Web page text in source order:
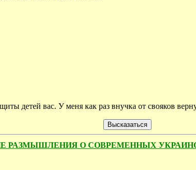
детей вас. У меня как раз внучка от свояков
РАЗМЫШЛЕНИЯ О СОВРЕМЕННЫХ